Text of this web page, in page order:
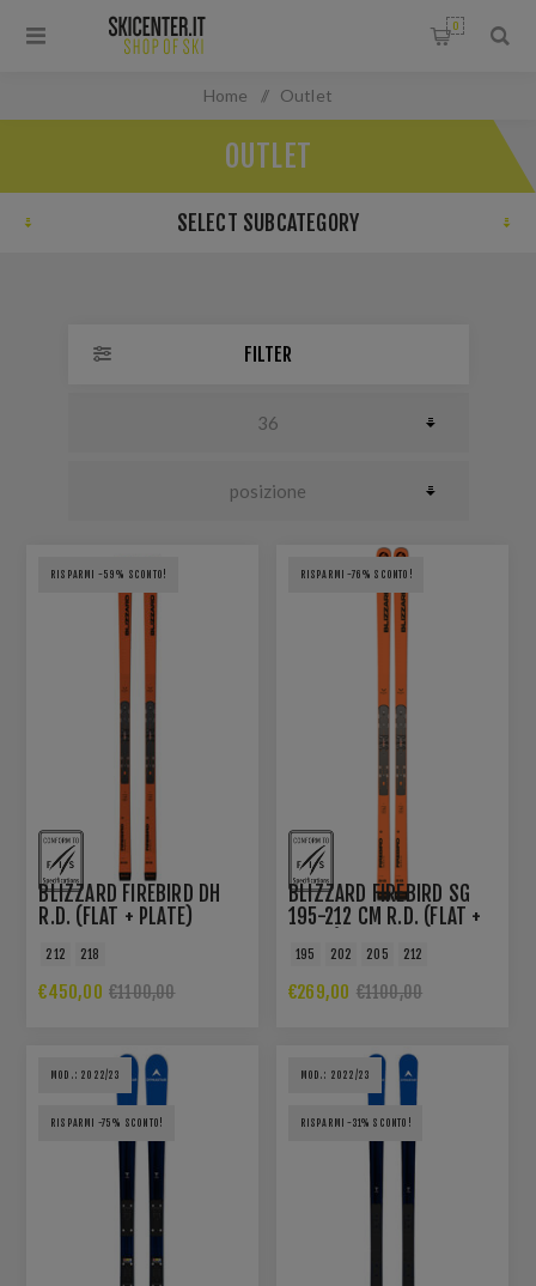
0
Home / Outlet
OUTLET
SELECT SUBCATEGORY
FILTER
RISPARMI -59% SCONTO!
BLIZZARD FIREBIRD DH
R.D. (FLAT + PLATE)
212 218
€450,00 €1100,00
RISPARMI -76% SCONTO!
BLIZZARD FIREBIRD SG
195-212 CM R.D. (FLAT +
195 202 205 212
€269,00 €1100,00
MOD.: 2022/23
RISPARMI -75% SCONTO!
MOD.: 2022/23
RISPARMI -31% SCONTO!